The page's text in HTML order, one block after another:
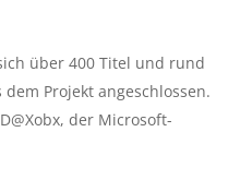
über 400 Titel und rund
Projekt angeschlossen.
der Microsoft-